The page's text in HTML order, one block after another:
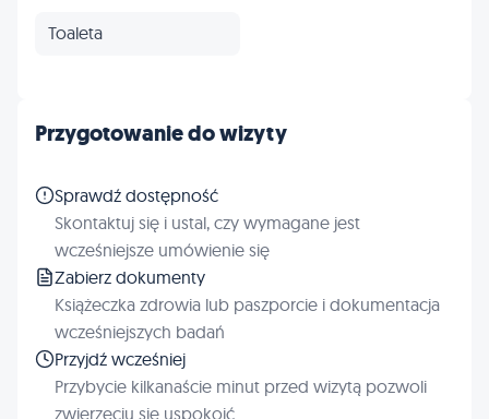
Toaleta
Przygotowanie do wizyty
Sprawdź dostępność
Skontaktuj się i ustal, czy wymagane jest
wcześniejsze umówienie się
Zabierz dokumenty
Książeczka zdrowia lub paszporcie i dokumentacja
wcześniejszych badań
Przyjdź wcześniej
Przybycie kilkanaście minut przed wizytą pozwoli
zwierzęciu się uspokoić